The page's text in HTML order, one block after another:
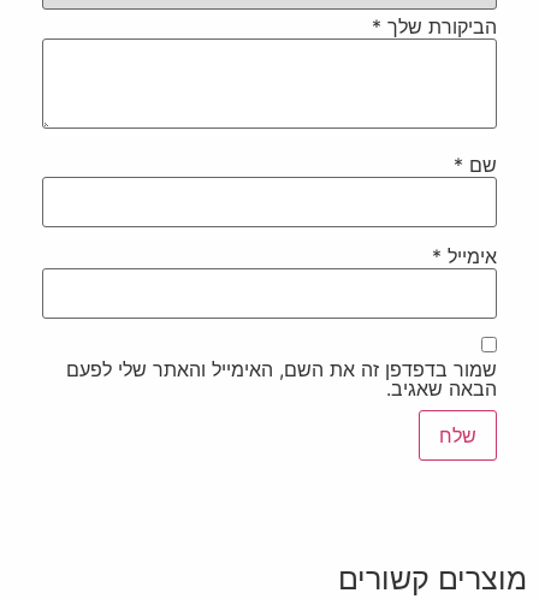
הביקורת שלך *
שם *
אימייל *
שמור בדפדפן זה את השם, האימייל והאתר שלי לפעם
הבאה שאגיב.
מוצרים קשורים